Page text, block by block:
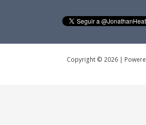
Copyright © 2026 |